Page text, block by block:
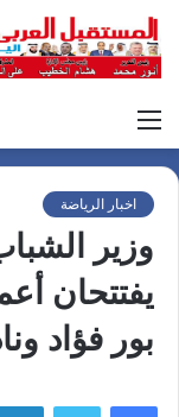
اخبار الرياضة
وزير
يفتتحان
بور فؤاد